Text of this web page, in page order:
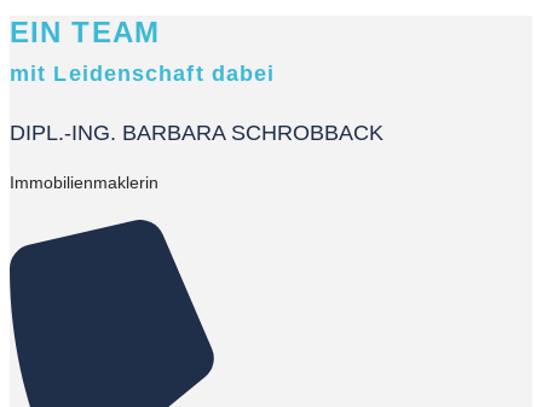
EIN TEAM
mit Leidenschaft dabei
DIPL.-ING. BARBARA SCHROBBACK
Immobilienmaklerin